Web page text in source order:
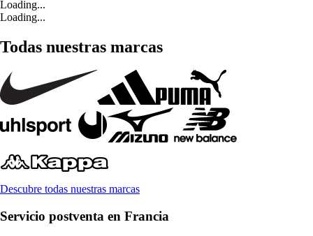
Loading...
Loading...
Todas nuestras marcas
Descubre todas nuestras marcas
Servicio postventa en Francia